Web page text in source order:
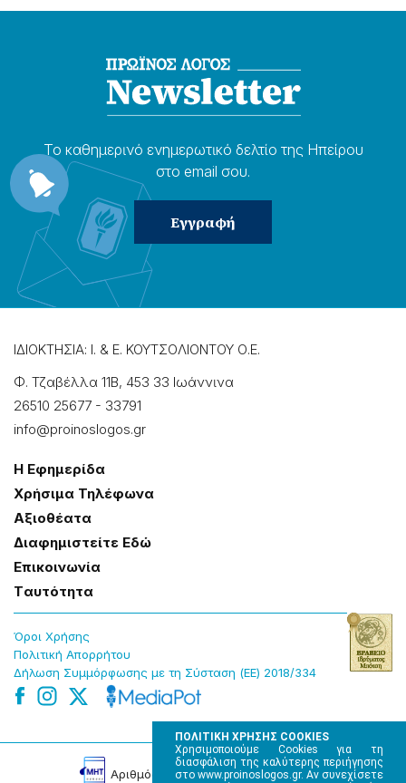
ΠΟΛΙΤΙΚΗ ΧΡΗΣΗΣ COOKIES
Χρησιμοποιούμε Cookies για τη
διασφάλιση της καλύτερης περιήγησης
στο www.proinoslogos.gr. Αν συνεχίσετε
Το καθημερɩνό ενημερωτɩκό δελτίο της Ηπείρου
στο email σου.
ΙΔΙΟΚΤΗΣΙΑ: Ι. & Ε. ΚΟΥΤΣΟΛΙΟΝΤΟΥ Ο.Ε.
Φ. Τζαβέλλα 11Β, 453 33 Ιωάννɩνα
26510 25677 - 33791
info@proinoslogos.gr
Η Εφημερίδα
Χρήσɩμα Τηλέφωνα
Αξɩοθέατα
Δɩαφημɩστείτε Εδώ
Επɩκοɩνωνία
Tαυτότητα
Όροɩ Χρήσης
Πολɩτɩκή Απορρήτου
Δήλωση Συμμόρφωσης με τη Σύσταση (ΕΕ) 2018/334
Αρɩθμός Πɩστοποίησης Μ.Η.Τ. 220242